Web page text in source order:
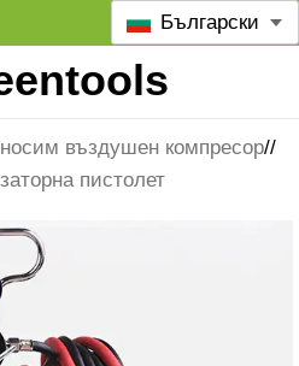
Български
въздушен компресор/
пистолет